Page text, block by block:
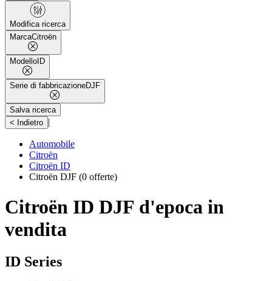
Modifica ricerca
MarcaCitroën
Modello ID
Serie di fabbricazioneDJF
Salva ricerca
< Indietro |
Automobile
Citroën
Citroën ID
Citroën DJF (0 offerte)
Citroën ID DJF d'epoca in
vendita
ID Series